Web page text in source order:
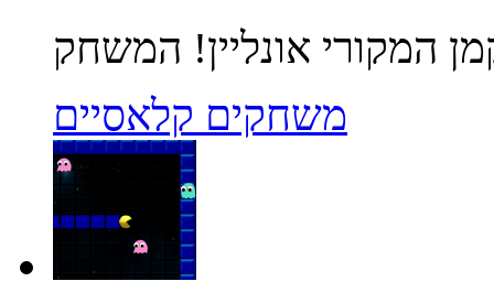
משחקים קלאסיים